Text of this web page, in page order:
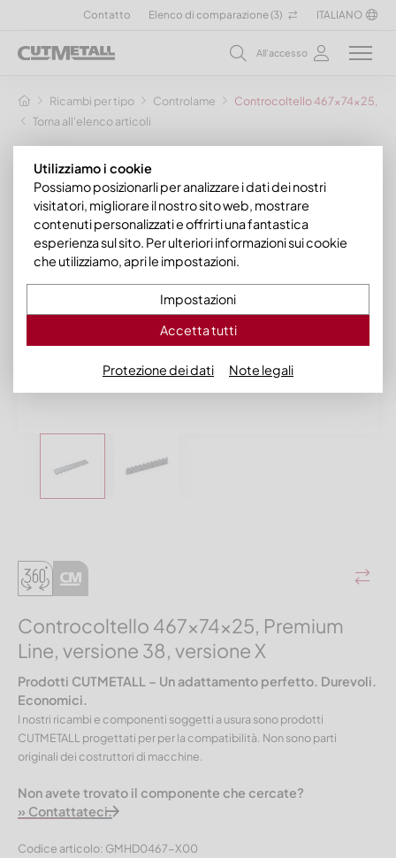
Contatto Elenco di comparazione (3) ITALIANO
All'accesso
Ricambi per tipo Controlame
Controcoltello 467x74x25,
Torna all'elenco articoli
Controcoltello 467x74x25, Premium
Line, versione 38, versione X
Prodotti CUTMETALL – Un adattamento perfetto. Durevoli.
Economici.
I nostri ricambi e componenti soggetti a usura sono prodotti
CUTMETALL progettati per per la compatibilità. Non sono parti
originali dei costruttori di macchine.
Non avete trovato il componente che cercate?
» Contattateci.
Codice articolo: GMHD0467-X00
Utilizziamo i cookie
Possiamo posizionarli per analizzare i dati dei nostri
visitatori, migliorare il nostro sito web, mostrare
contenuti personalizzati e offrirti una fantastica
esperienza sul sito. Per ulteriori informazioni sui cookie
che utilizziamo, apri le impostazioni.
Impostazioni
Accetta tutti
Protezione dei dati Note legali